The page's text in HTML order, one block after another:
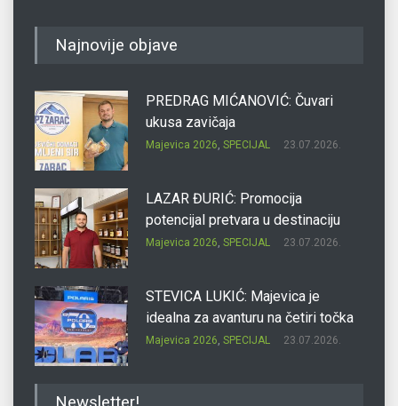
Najnovije objave
PREDRAG MIĆANOVIĆ: Čuvari
ukusa zavičaja
Majevica 2026, SPECIJAL 23.07.2026.
LAZAR ĐURIĆ: Promocija
potencijal pretvara u destinaciju
Majevica 2026, SPECIJAL 23.07.2026.
STEVICA LUKIĆ: Majevica je
idealna za avanturu na četiri točka
Majevica 2026, SPECIJAL 23.07.2026.